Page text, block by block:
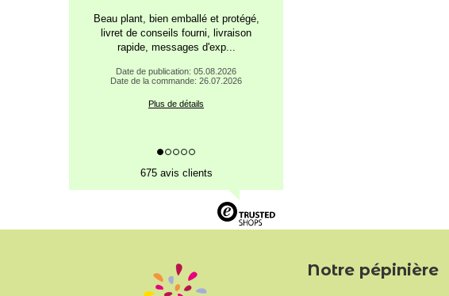
Beau plant, bien emballé et protégé,
livret de conseils fourni, livraison
rapide, messages d'exp...
Date de publication: 05.08.2026
Date de la commande: 26.07.2026
Plus de détails
675 avis clients
Notre pépinière